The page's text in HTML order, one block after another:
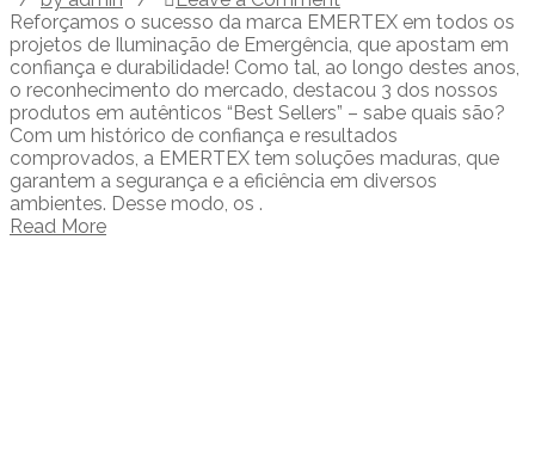
Reforçamos o sucesso da marca EMERTEX em todos os
projetos de Iluminação de Emergência, que apostam em
confiança e durabilidade! Como tal, ao longo destes anos,
o reconhecimento do mercado, destacou 3 dos nossos
produtos em autênticos “Best Sellers” – sabe quais são?
Com um histórico de confiança e resultados
comprovados, a EMERTEX tem soluções maduras, que
garantem a segurança e a eficiência em diversos
ambientes. Desse modo, os .
Read More